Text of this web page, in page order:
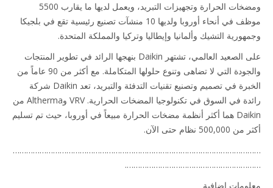
ومضخات الحرارة وتجهيزات التبريد، ويعمل لديها ما يقارب 5500
موظف في أنحاء أوروبا ولديها 10 منشآت تصنيع رئيسية تقع في بلجيكا
التشيك وألمانيا وإيطاليا وتركيا والمملكة المتحدة.
على الصعيد العالمي، تشتهر Daikin بنهجها الرائد في تطوير المنتجات
والجودة التي لا تضاهى وتنوع حلولها المتكاملة. مع أكثر من 90 عاماً من
الخبرة في تصميم وتصنيع تقنيات التدفئة والتبريد، تعد Daikin شركة
رائدة في السوق في تكنولوجيا المضخات الحرارية. VRV وAltherma من
Daikin هما أكثر أنظمة مضخات الحرارة مبيعاً في أوروبا، حيث تم تسليم
نظام حتى الآن.
إضافية